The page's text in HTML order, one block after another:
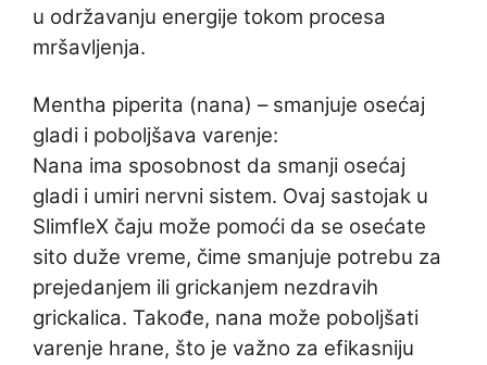
u održavanju energije tokom procesa
mršavljenja.
Mentha piperita (nana) – smanjuje osećaj
gladi i poboljšava varenje:
Nana ima sposobnost da smanji osećaj
gladi i umiri nervni sistem. Ovaj sastojak u
SlimfleX čaju može pomoći da se osećate
sito duže vreme, čime smanjuje potrebu za
prejedanjem ili grickanjem nezdravih
grickalica. Takođe, nana može poboljšati
varenje hrane, što je važno za efikasniju